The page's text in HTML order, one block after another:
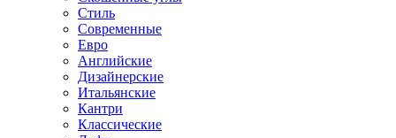
Стиль
Современные
Евро
Английские
Дизайнерские
Итальянские
Кантри
Классические